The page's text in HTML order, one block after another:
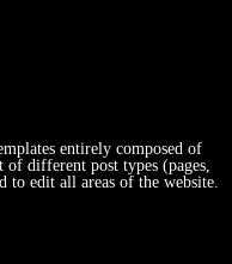
entirely composed of
different post types (pages,
to edit all areas of the website.